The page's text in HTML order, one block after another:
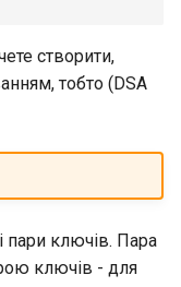
створити,
тобто (DSA
пари ключів. Пара
ключів - для